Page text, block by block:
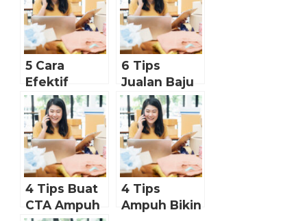
5 Cara
Efektif
Tingkatkan
Value
Produk
Jualan
Online-mu
6 Tips
Jualan Baju
Online Laku
Keras
4 Tips Buat
CTA Ampuh
4 Tips
Ampuh Bikin